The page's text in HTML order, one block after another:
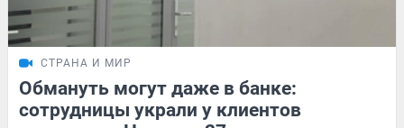
СТРАНА И МИР
Обмануть могут даже в банке:
сотрудницы украли у клиентов